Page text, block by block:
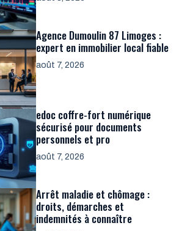
Agence Dumoulin 87 Limoges :
expert en immobilier local fiable
août 7, 2026
edoc coffre-fort numérique
sécurisé pour documents
personnels et pro
août 7, 2026
Arrêt maladie et chômage :
droits, démarches et
indemnités à connaître